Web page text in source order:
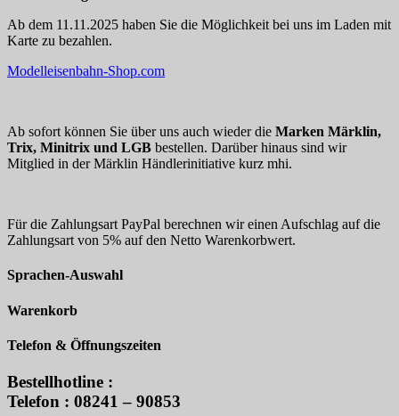
Ab dem 11.11.2025 haben Sie die Möglichkeit bei uns im Laden mit
Karte zu bezahlen.
Modelleisenbahn-Shop.com
Ab sofort können Sie über uns auch wieder die Marken Märklin,
Trix, Minitrix und LGB bestellen. Darüber hinaus sind wir
Mitglied in der Märklin Händlerinitiative kurz mhi.
Für die Zahlungsart PayPal berechnen wir einen Aufschlag auf die
Zahlungsart von 5% auf den Netto Warenkorbwert.
Sprachen-Auswahl
Warenkorb
Telefon & Öffnungszeiten
Bestellhotline :
Telefon : 08241 – 90853